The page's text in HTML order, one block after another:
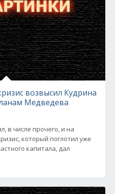
возвысил Кудрина
Медведева
в числе прочего, и на
который поглотил уже
капитала, дал